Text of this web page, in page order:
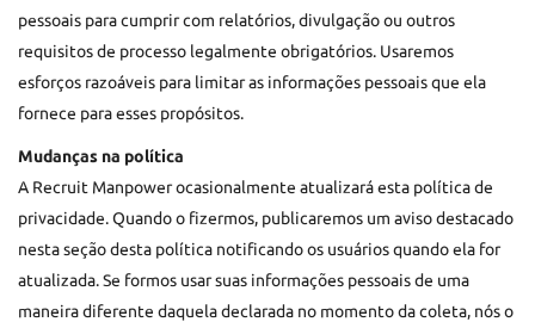
pessoais para cumprir com relatórios, divulgação ou outros
requisitos de processo legalmente obrigatórios. Usaremos
esforços razoáveis para limitar as informações pessoais que ela
fornece para esses propósitos.
Mudanças na política
A Recruit Manpower ocasionalmente atualizará esta política de
privacidade. Quando o fizermos, publicaremos um aviso destacado
nesta seção desta política notificando os usuários quando ela for
atualizada. Se formos usar suas informações pessoais de uma
maneira diferente daquela declarada no momento da coleta, nós o